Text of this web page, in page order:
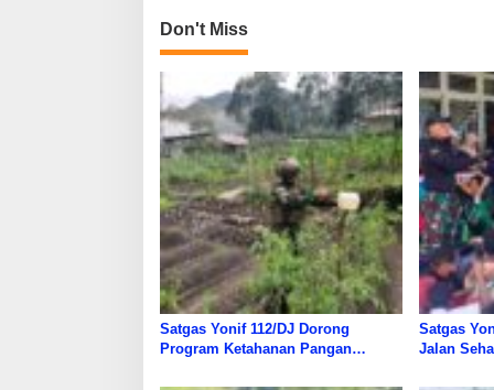
Don't Miss
Satgas Yonif 112/DJ Dorong
Program Ketahanan Pangan
Satgas
Jalan